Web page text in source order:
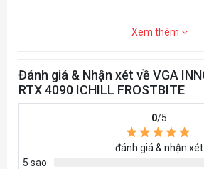
Xem thêm
Đánh giá & Nhận xét về VGA
RTX 4090 ICHILL FROSTBITE
0/5
đánh giá & nhận xét
5 sao